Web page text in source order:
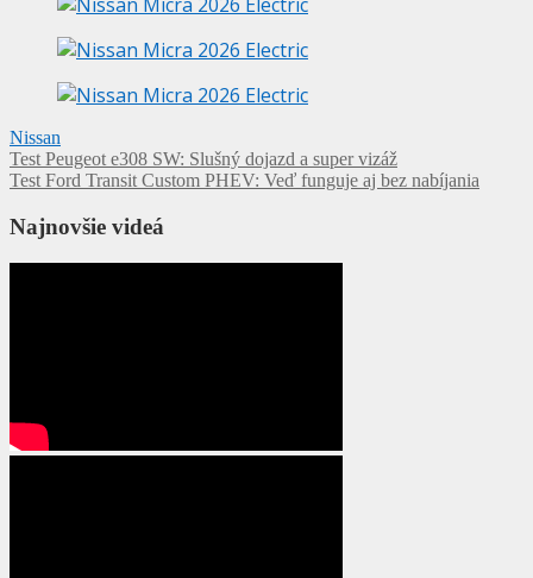
Nissan
Navigácia
v
článku
Test Peugeot e308 SW: Slušný dojazd a super vizáž
Test Ford Transit Custom PHEV: Veď funguje aj bez nabíjania
Najnovšie videá